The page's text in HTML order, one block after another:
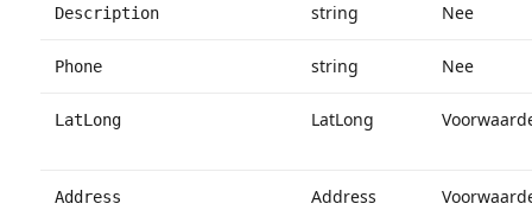
Description string Nee
Phone string Nee
LatLong LatLong
Address Address